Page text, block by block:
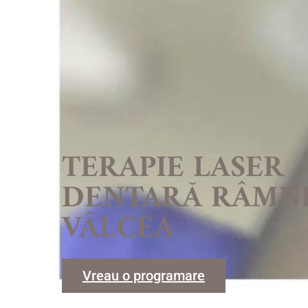
TERAPIE LASER
DENTARĂ
VÂLCEA
Vreau o programare